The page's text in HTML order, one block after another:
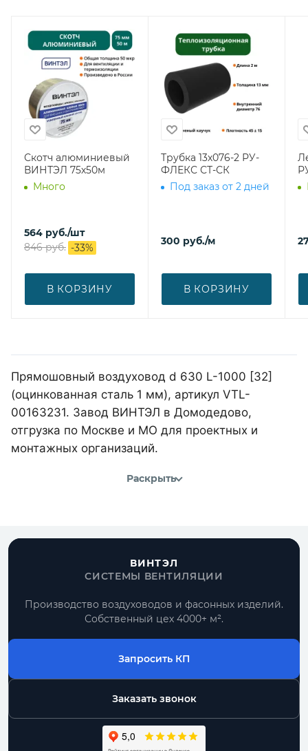
Скотч алюминиевый
ВИНТЭЛ 75х50м
Много
564 руб./шт
846руб. -33%
В КОРЗИНУ
Трубка 13х076-2 РУ-
ФЛЕКС СТ-СК
Под заказ от 2 дней
300 руб./м
В КОРЗИНУ
Прямошовный воздуховод d 630 L-1000 [32]
(оцинкованная сталь 1 мм), артикул VTL-
00163231. Завод ВИНТЭЛ в Домодедово,
отгрузка по Москве и МО для проектных и
монтажных организаций.
Раскрыть
ВИНТЭЛ
СИСТЕМЫ ВЕНТИЛЯЦИИ
Производство воздуховодов и фасонных изделий.
Собственный цех 4000+ м².
Запросить КП
Заказать звонок